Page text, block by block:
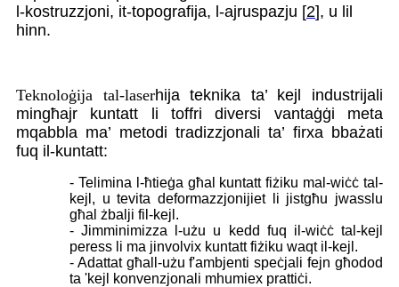
l-kostruzzjoni, it-topografija, l-ajruspazju [2], u lil
hinn.
Teknoloġija tal-laserhija teknika ta’ kejl industrijali
mingħajr kuntatt li toffri diversi vantaġġi meta
mqabbla ma’ metodi tradizzjonali ta’ firxa bbażati
fuq il-kuntatt:
- Telimina l-ħtieġa għal kuntatt fiżiku mal-wiċċ tal-
kejl, u tevita deformazzjonijiet li jistgħu jwasslu
għal żbalji fil-kejl.
- Jimminimizza l-użu u kedd fuq il-wiċċ tal-kejl
peress li ma jinvolvix kuntatt fiżiku waqt il-kejl.
- Adattat għall-użu f'ambjenti speċjali fejn għodod
ta 'kejl konvenzjonali mhumiex prattiċi.